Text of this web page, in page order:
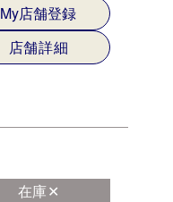
My店舗登録
店舗詳細
在庫✕